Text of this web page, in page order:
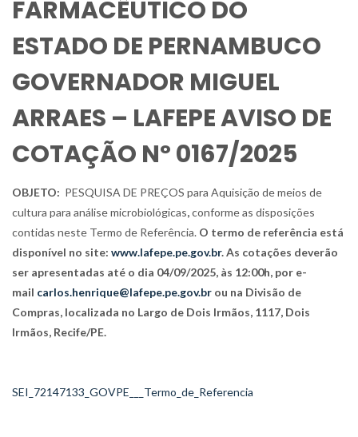
FARMACÊUTICO DO
ESTADO DE PERNAMBUCO
GOVERNADOR MIGUEL
ARRAES – LAFEPE AVISO DE
COTAÇÃO Nº 0167/2025
OBJETO: PESQUISA DE PREÇOS para Aquisição de meios de
cultura para análise microbiológicas,conforme as disposições
contidas neste Termo de Referência. O termo de referência está
disponível no site: www.lafepe.pe.gov.br. As cotações deverão
ser apresentadas até o dia 04/09/2025, às 12:00h, por e-
mail carlos.henrique@lafepe.pe.gov.br ou na Divisão de
Compras, localizada no Largo de Dois Irmãos, 1117, Dois
Irmãos, Recife/PE.
SEI_72147133_GOVPE___Termo_de_Referencia